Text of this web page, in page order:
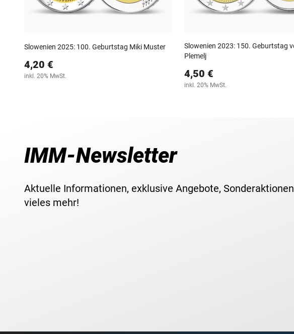
Slowenien 2025: 100. Geburtstag Miki Muster
4,20 €
inkl. 20% MwSt.
Slowenien 2023: 150. Geburtstag
Plemelj
4,50 €
inkl. 20% MwSt.
IMM-Newsletter
Aktuelle Informationen, exklusive Angebote,
vieles mehr!